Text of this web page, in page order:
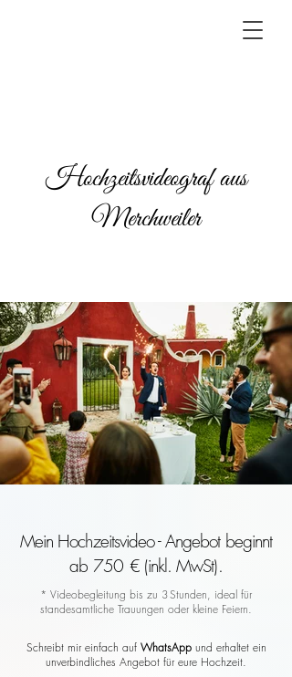
Hochzeitsvideograf aus
Merchweiler
Mein Hochzeitsvideo - Angebot beginnt
ab 750 € (inkl. MwSt).
* Videobegleitung bis zu 3 Stunden, ideal für
standesamtliche Trauungen oder kleine Feiern.
Schreibt mir einfach auf WhatsAppund erhaltet ein
unverbindliches Angebot für eure Hochzeit.